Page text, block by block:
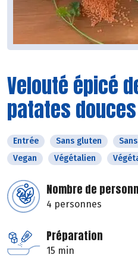
Velouté épicé
patates douces
Entrée Sans gluten
Vegan
Végétalien
Nombre de
4 personnes
Préparation
15 min